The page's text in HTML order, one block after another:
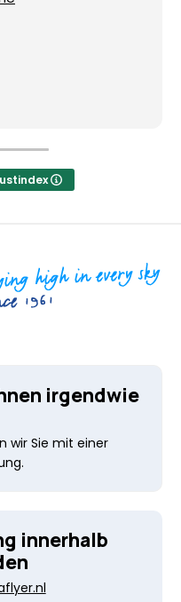
an!
irgendwie
wir Sie mit einer
innerhalb